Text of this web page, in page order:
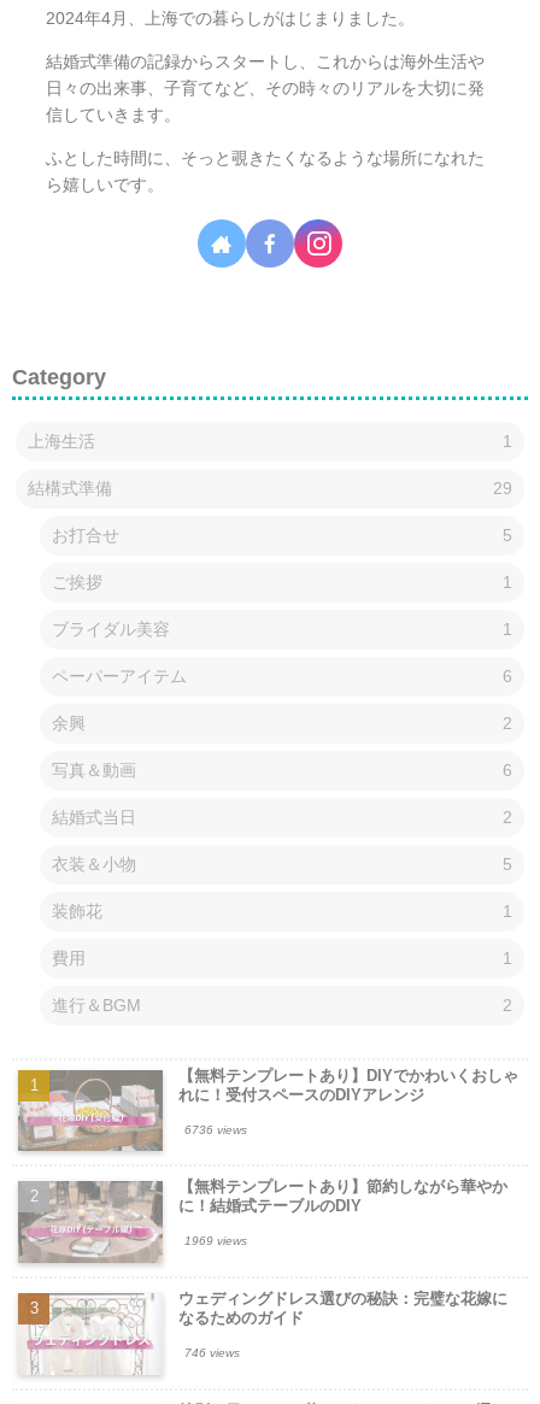
2024年4月、上海での暮らしがはじまりました。
結婚式準備の記録からスタートし、これからは海外生活や
日々の出来事、子育てなど、その時々のリアルを大切に発
信していきます。
ふとした時間に、そっと覗きたくなるような場所になれた
ら嬉しいです。
Category
上海生活 1
結構式準備 29
お打合せ 5
ご挨拶 1
ブライダル美容 1
ペーパーアイテム 6
余興 2
写真＆動画 6
結婚式当日 2
衣装＆小物 5
装飾花 1
費用 1
進行＆BGM 2
【無料テンプレートあり】DIYでかわいくおしゃ
れに！受付スペースのDIYアレンジ
6736 views
【無料テンプレートあり】節約しながら華やか
に！結婚式テーブルのDIY
1969 views
ウェディングドレス選びの秘訣：完璧な花嫁に
なるためのガイド
746 views